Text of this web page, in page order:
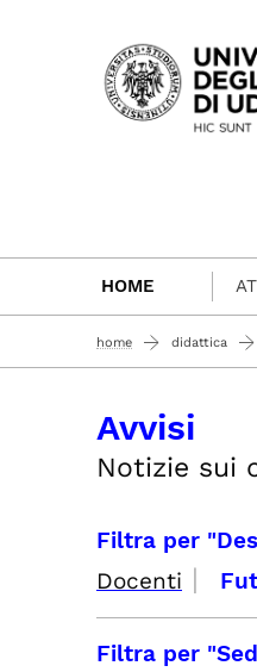
Passa al
HOME
home didattica
Avvisi
Notizie sui
Filtra per
Docenti |
Filtra per